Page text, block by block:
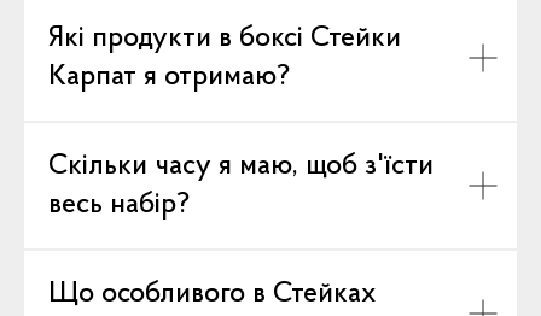
Які продукти в боксі Стейки
Карпат я отримаю?
Скільки часу я маю, щоб з'їсти
весь набір?
Що особливого в Стейках